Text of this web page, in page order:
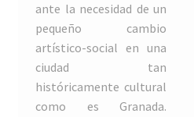
Rosana y Aris
Rubén Fuentes
Yago de Mateo y Cristina Omeñaca
ante la necesidad de un
pequeño cambio
artístico-social en una
ciudad tan
históricamente cultural
como es Granada.